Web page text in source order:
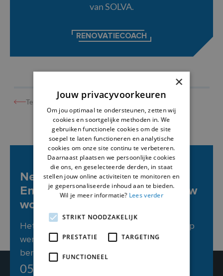
van SOLVA.
RENOVATIECOACH
Terug naar overzicht
Neem contact op met
Energiehuis SOLVA voor al jouw
woon- en energievragen.
Het Energiehuis is telefonisch bereikbaar op
werkdagen tussen 9u en 12u30 en altijd
bereikbaar via mail.
053 411 114
×
Jouw privacyvoorkeuren
Om jou optimaal te ondersteunen, zetten wij
cookies en soortgelijke methoden in. We
gebruiken functionele cookies om de site
soepel te laten functioneren en analytische
cookies om onze site continu te verbeteren.
Daarnaast plaatsen we persoonlijke cookies
die ons, en geselecteerde derden, in staat
stellen jouw online activiteiten te monitoren en
je gepersonaliseerde inhoud aan te bieden.
Wil je meer informatie? Lees verder
STRIKT NOODZAKELIJK
PRESTATIE TARGETING
FUNCTIONEEL